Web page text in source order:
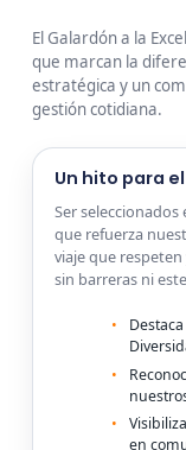
El Galardón a la
que marcan la
estratégica y un
gestión cotidiana.
Un hito para
Ser seleccionados
que refuerza
viaje que
sin barreras ni
en